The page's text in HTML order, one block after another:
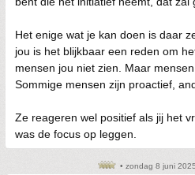
Het enige wat je kan doen is daar
jou is het blijkbaar een reden om
mensen jou niet zien. Maar
Sommige mensen zijn proactief,
Ze reageren wel positief als jij het
was de focus op leggen.
• zondag 8 juni